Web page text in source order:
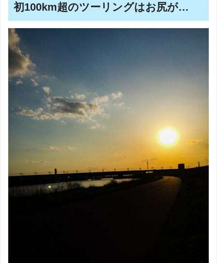
初100km超のツーリングはお尻が…